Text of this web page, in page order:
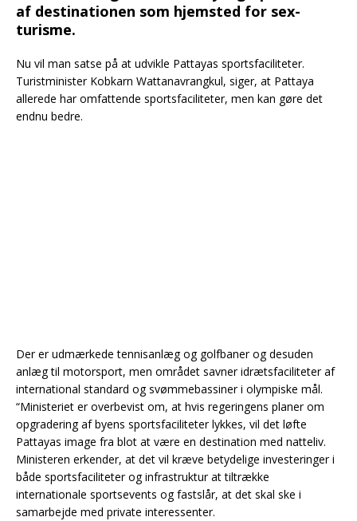
af destinationen som hjemsted for sex-
turisme.
Nu vil‍‌​‌​​‌‌‌‌‌‌​‌​‌​​​​​​‌​‌​‌​​​​​‌​​​​‌‌​‌‌​​‌‌‌‌‌​​‌​‌‌‌‌​‌‌​‌‌‌​‍ man satse på at udvikle Pattayas sportsfaciliteter.
Turistminister Kobkarn Wattanavrangkul, siger, at‍‌​‌​​‌‌‌‌‌‌​‌​‌​​​​​​‌​‌​‌​​​​​‌​​​​‌‌​‌‌​​‌‌‌‌‌​​‌​‌‌‌‌​‌‌​‌‌‌​‍ Pattaya
allerede har omfattende sportsfaciliteter, men kan gøre det
endnu bedre.
Der er udmærkede tennisanlæg‍‌​‌​​‌‌‌‌‌‌​‌​‌​​​​​​‌​‌​‌​​​​​‌​​​​‌‌​‌‌​​‌‌‌‌‌​​‌​‌‌‌‌​‌‌​‌‌‌​‍ og golfbaner og desuden
anlæg til motorsport, men området savner idrætsfaciliteter af‍‌​‌​​‌‌‌‌‌‌​‌​‌​​​​​​‌​‌​‌​​​​​‌​​​​‌‌​‌‌​​‌‌‌‌‌​​‌​‌‌‌‌​‌‌​‌‌‌​‍
international standard og svømmebassiner i olympiske mål.
“Ministeriet er overbevist om, at‍‌​‌​​‌‌‌‌‌‌​‌​‌​​​​​​‌​‌​‌​​​​​‌​​​​‌‌​‌‌​​‌‌‌‌‌​​‌​‌‌‌‌​‌‌​‌‌‌​‍ hvis regeringens planer om
opgradering af byens sportsfaciliteter lykkes, vil det løfte‍‌​‌​​‌‌‌‌‌‌​‌​‌​​​​​​‌​‌​‌​​​​​‌​​​​‌‌​‌‌​​‌‌‌‌‌​​‌​‌‌‌‌​‌‌​‌‌‌​‍
Pattayas image fra blot at være en destination med natteliv.
Ministeren erkender,‍‌​‌​​‌‌‌‌‌‌​‌​‌​​​​​​‌​‌​‌​​​​​‌​​​​‌‌​‌‌​​‌‌‌‌‌​​‌​‌‌‌‌​‌‌​‌‌‌​‍ at det vil kræve betydelige investeringer i
både sportsfaciliteter og infrastruktur at‍‌​‌​​‌‌‌‌‌‌​‌​‌​​​​​​‌​‌​‌​​​​​‌​​​​‌‌​‌‌​​‌‌‌‌‌​​‌​‌‌‌‌​‌‌​‌‌‌​‍ tiltrække
internationale sportsevents og fastslår, at det skal ske i
samarbejde med‍‌​‌​​‌‌‌‌‌‌​‌​‌​​​​​​‌​‌​‌​​​​​‌​​​​‌‌​‌‌​​‌‌‌‌‌​​‌​‌‌‌‌​‌‌​‌‌‌​‍ private interessenter.